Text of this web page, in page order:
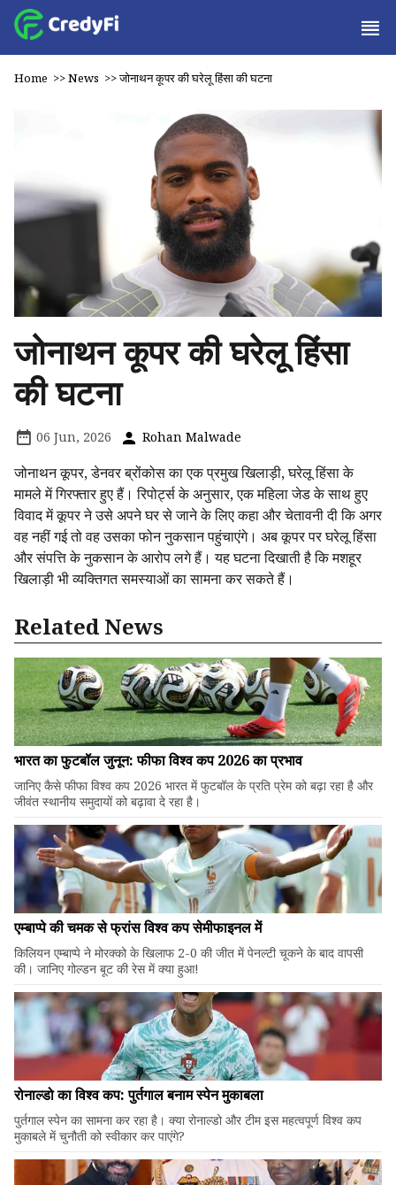
Home >>News >>जोनाथन कूपर की घरेलू हिंसा की घटना
जोनाथन कूपर की घरेलू हिंसा
की घटना
06 Jun, 2026 Rohan Malwade
जोनाथन कूपर, डेनवर ब्रोंकोस का एक प्रमुख खिलाड़ी, घरेलू हिंसा के
मामले में गिरफ्तार हुए हैं। रिपोर्ट्स के अनुसार, एक महिला जेड के साथ हुए
विवाद में कूपर ने उसे अपने घर से जाने के लिए कहा और चेतावनी दी कि अगर
वह नहीं गई तो वह उसका फोन नुकसान पहुंचाएंगे। अब कूपर पर घरेलू हिंसा
और संपत्ति के नुकसान के आरोप लगे हैं। यह घटना दिखाती है कि मशहूर
खिलाड़ी भी व्यक्तिगत समस्याओं का सामना कर सकते हैं।
Related News
भारत का फुटबॉल जुनून: फीफा विश्व कप 2026 का प्रभाव
जानिए कैसे फीफा विश्व कप 2026 भारत में फुटबॉल के प्रति प्रेम को बढ़ा रहा है और
जीवंत स्थानीय समुदायों को बढ़ावा दे रहा है।
एम्बाप्पे की चमक से फ्रांस विश्व कप सेमीफाइनल में
किलियन एम्बाप्पे ने मोरक्को के खिलाफ 2-0 की जीत में पेनल्टी चूकने के बाद वापसी
की। जानिए गोल्डन बूट की रेस में क्या हुआ!
रोनाल्डो का विश्व कप: पुर्तगाल बनाम स्पेन मुकाबला
पुर्तगाल स्पेन का सामना कर रहा है। क्या रोनाल्डो और टीम इस महत्वपूर्ण विश्व कप
मुकाबले में चुनौती को स्वीकार कर पाएंगे?